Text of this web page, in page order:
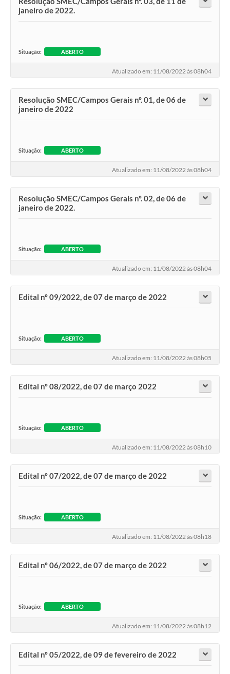
janeiro de 2022.
Situação: ABERTO
Atualizado em: 11/08/2022 às 08h04
Resolução SMEC/Campos Gerais nº. 01, de 06 de
janeiro de 2022
Situação: ABERTO
Atualizado em: 11/08/2022 às 08h04
Resolução SMEC/Campos Gerais nº. 02, de 06 de
janeiro de 2022.
Situação: ABERTO
Atualizado em: 11/08/2022 às 08h04
Edital nº 09/2022, de 07 de março de 2022
Situação: ABERTO
Atualizado em: 11/08/2022 às 08h05
Edital nº 08/2022, de 07 de março 2022
Situação: ABERTO
Atualizado em: 11/08/2022 às 08h10
Edital nº 07/2022, de 07 de março de 2022
Situação: ABERTO
Atualizado em: 11/08/2022 às 08h18
Edital nº 06/2022, de 07 de março de 2022
Situação: ABERTO
Atualizado em: 11/08/2022 às 08h12
Edital nº 05/2022, de 09 de fevereiro de 2022